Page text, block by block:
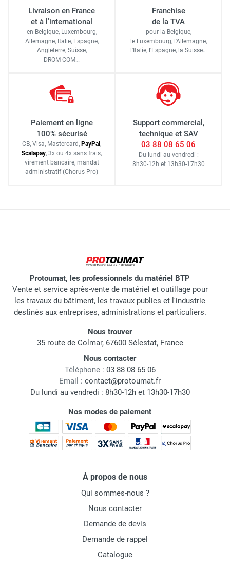
Livraison en France
et à l'international
en Belgique, Luxembourg,
Allemagne, Italie, Espagne,
Angleterre, Suisse,
DROM-COM…
Franchise
de la TVA
pour la Belgique,
le Luxembourg, l'Allemagne,
l'Italie, l'Espagne, la Suisse…
Paiement en ligne
100% sécurisé
CB, Visa, Mastercard, PayPal ,
Scalapay, 3x ou 4x sans frais,
virement bancaire, mandat
administratif (Chorus Pro)
Support commercial,
technique et SAV
03 88 08 65 06
Du lundi au vendredi :
8h30-12h et 13h30-17h30
Protoumat, les professionnels du matériel BTP
Vente et service après-vente de matériel et outillage pour
les travaux du bâtiment, les travaux publics et l'industrie
destinés aux entreprises, administrations et particuliers.
Nous trouver
35 route de Colmar, 67600 Sélestat, France
Nous contacter
Téléphone : 03 88 08 65 06
Email : contact@protoumat.fr
Du lundi au vendredi : 8h30-12h et 13h30-17h30
Nos modes de paiement
À propos de nous
Qui sommes-nous ?
Nous contacter
Demande de devis
Demande de rappel
Catalogue